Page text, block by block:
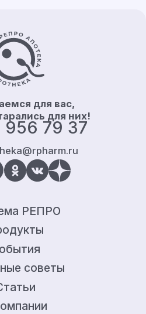
956 79 37
для вас,
для них!
РЕПРО
советы